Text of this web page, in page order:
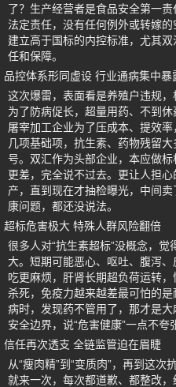
了？生产经营者是食品安全第一
法定责任，没有任何例外或转嫁
建立高于国标的内控标准，尤其
任和保障。
品控体系形同虚设 行业通病集中暴
这次爆雷，表面看是养殖户违规
为了防病促长，超量用药、不到
屠宰加工企业为了压成本、提效
几项基础项，抗生素、药物残留
号。双汇作为头部企业，本应做
更差，完全说不过去。更让人担
产，直到现在才抽检曝光，中间
康问题，都还没说法。
超标危害极大 特殊人群风险翻倍
很多人对“抗生素超标”没概念，
大。短期可能恶心、呕吐、腹泻
吃更麻烦，肝肾长期超负荷运转
杀死，免疫力越来越差最可怕的
病时，发现药不管用了，那才是
安全边界，说“危害健康”一点不夸
信任再次透支 全链监管迫在眉睫
从“瘦肉精”到“变质肉”，再到这
就来一次，每次都道歉、都整改